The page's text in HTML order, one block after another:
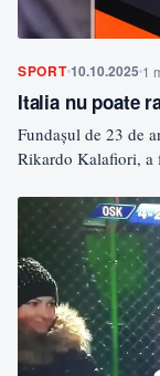
SPORT10.10.2025 1
Italia nu poate
Fundașul de 23 de
Rikardo Kalafiori, a